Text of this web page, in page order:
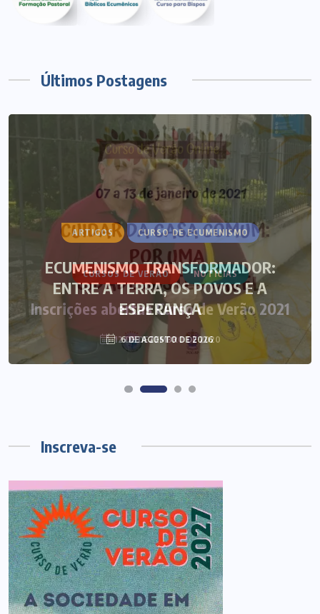
Últimos Postagens
ARTIGOS CURSO DE ECUMENISMO
ECUMENISMO TRANSFORMADOR:
ENTRE A TERRA, OS POVOS E A
ESPERANÇA
6 DE AGOSTO DE 2026
Inscreva-se